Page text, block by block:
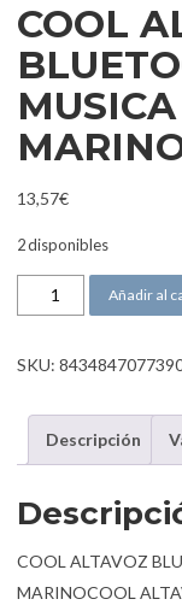
COOL
13,57€
2 disponibles
COOL ALTAVOZ
Añadir al
SKU:
Descripción
COOL ALTAVOZ
MARINOCOOL